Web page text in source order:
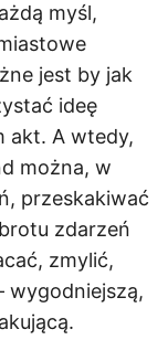
myśl,
jest by jak
ideę
akt. A wtedy,
można, w
przeskakiwać
zdarzeń
zmylić,
wygodniejszą,